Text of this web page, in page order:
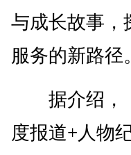
与成长故事，
服务的新路径。
据介绍，《
度报道+人物